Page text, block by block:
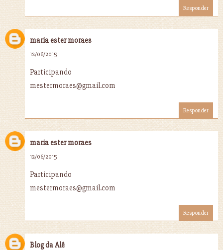
Responder
maria ester moraes
12/06/2015
Participando
mestermoraes@gmail.com
Responder
maria ester moraes
12/06/2015
Participando
mestermoraes@gmail.com
Responder
Blog da Alê